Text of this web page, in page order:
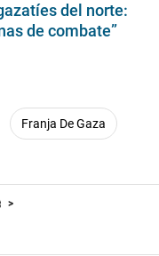
del norte:
de combate”
Franja De Gaza